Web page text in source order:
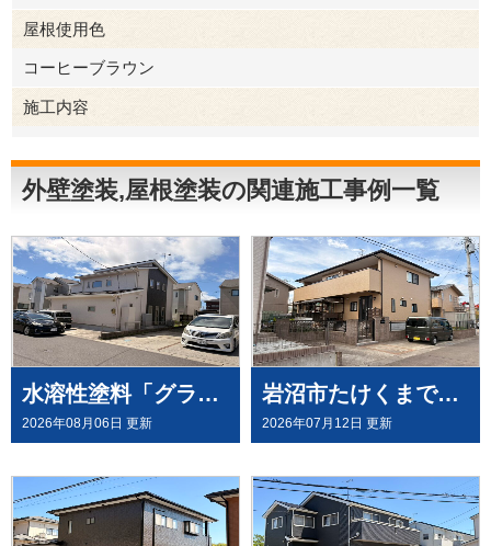
屋根使用色
コーヒーブラウン
施工内容
外壁塗装
屋根塗装
外壁塗装,屋根塗装の関連施工事例一覧
水溶性塗料「グランデ無機」を、屋根・外壁塗装（外壁はデコラトーン工法）にて施工させていただきました（大崎市古川）
2026年08月06日 更新
岩沼市たけくまで、外壁にウルトラペイントシリーズ無機塗料「ウルトラMUKI＋ウルトラTOP」と、屋根に「ウルトラルーフ＋ウルトラTOP」にて塗装させていただきました。
2026年07月12日 更新